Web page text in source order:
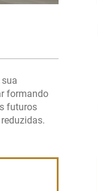
formando
futuros